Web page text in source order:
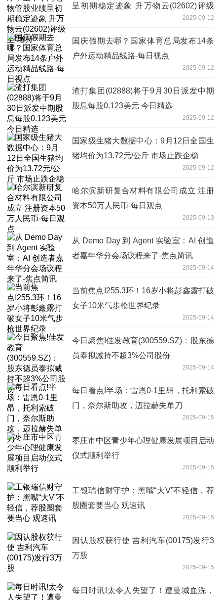
呈初期稳定迹象 升万物云(02602)评级
2025-09-12
国庆假期去哪？国家体育总局发布14条
户外运动精品线路-每日视点
2025-09-12
渣打集团(02888)将于9月30日派发中期
股息每股0.123美元 今日精选
2025-09-12
国家级生猪大数据中心：9月12日全国生
猪均价为13.72元/公斤 市场止跌企稳
2025-09-12
哈尔滨新研复合材料有限公司成立 注册
资本50万人民币-每日观点
2025-09-13
从 Demo Day 到 Agent 实验室：AI 创造
者嘉年华分会场议程来了-焦点简讯
2025-09-14
当前焦点!255.3环！16岁小将彭鑫露打破
女子10米气步枪世界纪录
2025-09-14
今日聚焦!佳发教育(300559.SZ)：股东德
员泰拟减持不超3%公司股份
2025-09-14
每日看点!半场：雷恩0-1里昂，托利索破
门，奈尔斯助攻，迈拉赫失单刀
2025-09-15
枣庄市中区青少年心理健康发展项目启动
仪式顺利举行
2025-09-15
工银瑞信财守护：黑嘴“大V”不轻信，荐
股圈套要当心 观速讯
2025-09-15
因认股权获行使 吉利汽车(00175)发行3
万股
2025-09-15
每日时讯!太令人失望了！遭曼城血洗，